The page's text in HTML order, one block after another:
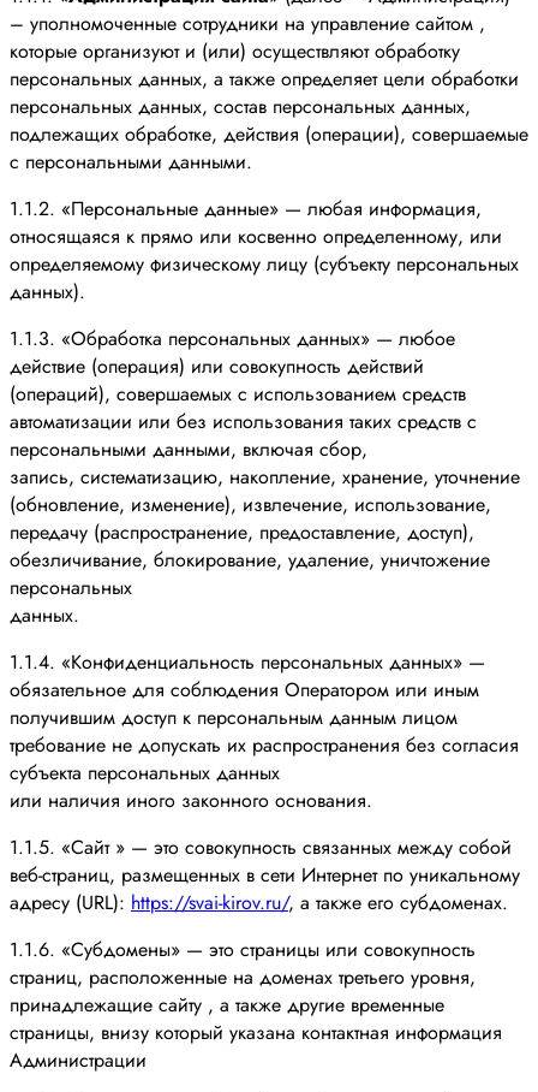
– уполномоченные сотрудники на управление сайтом ,
которые организуют и (или) осуществляют обработку
персональных данных, а также определяет цели обработки
персональных данных, состав персональных данных,
подлежащих обработке, действия (операции), совершаемые
с персональными данными.
1.1.2. «Персональные данные» — любая информация,
относящаяся к прямо или косвенно определенному, или
определяемому физическому лицу (субъекту персональных
данных).
1.1.3. «Обработка персональных данных» — любое
действие (операция) или совокупность действий
(операций), совершаемых с использованием средств
автоматизации или без использования таких средств с
персональными данными, включая сбор,
запись, систематизацию, накопление, хранение, уточнение
(обновление, изменение), извлечение, использование,
передачу (распространение, предоставление, доступ),
обезличивание, блокирование, удаление, уничтожение
персональных
данных.
1.1.4. «Конфиденциальность персональных данных» —
обязательное для соблюдения Оператором или иным
получившим доступ к персональным данным лицом
требование не допускать их распространения без согласия
субъекта персональных данных
или наличия иного законного основания.
1.1.5. «Сайт » — это совокупность связанных между собой
веб-страниц, размещенных в сети Интернет по уникальному
адресу (URL): https://svai-kirov.ru/, а также его субдоменах.
1.1.6. «Субдомены» — это страницы или совокупность
страниц, расположенные на доменах третьего уровня,
принадлежащие сайту , а также другие временные
страницы, внизу который указана контактная информация
Администрации